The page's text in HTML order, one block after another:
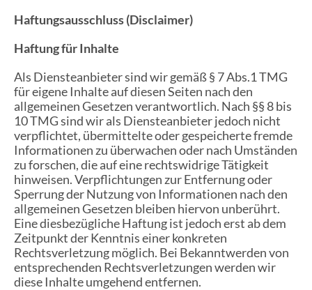
Haftungsausschluss (Disclaimer)
Haftung für Inhalte
Als Diensteanbieter sind wir gemäß § 7 Abs.1 TMG
für eigene Inhalte auf diesen Seiten nach den
allgemeinen Gesetzen verantwortlich. Nach §§ 8 bis
10 TMG sind wir als Diensteanbieter jedoch nicht
verpflichtet, übermittelte oder gespeicherte fremde
Informationen zu überwachen oder nach Umständen
zu forschen, die auf eine rechtswidrige Tätigkeit
hinweisen. Verpflichtungen zur Entfernung oder
Sperrung der Nutzung von Informationen nach den
allgemeinen Gesetzen bleiben hiervon unberührt.
Eine diesbezügliche Haftung ist jedoch erst ab dem
Zeitpunkt der Kenntnis einer konkreten
Rechtsverletzung möglich. Bei Bekanntwerden von
entsprechenden Rechtsverletzungen werden wir
diese Inhalte umgehend entfernen.